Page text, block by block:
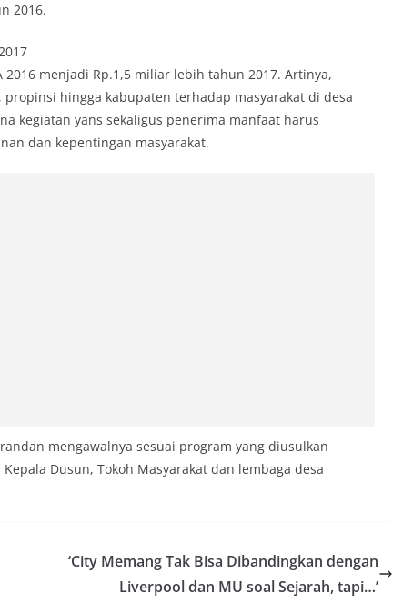
2016.
menjadi Rp.1,5 miliar lebih tahun 2017. Artinya,
hingga kabupaten terhadap masyarakat di desa
kegiatan yans sekaligus penerima manfaat harus
dan kepentingan masyarakat.
mengawalnya sesuai program yang diusulkan
Dusun, Tokoh Masyarakat dan lembaga desa
‘City Memang Tak Bisa Dibandingkan dengan
Liverpool dan MU soal Sejarah, tapi…’